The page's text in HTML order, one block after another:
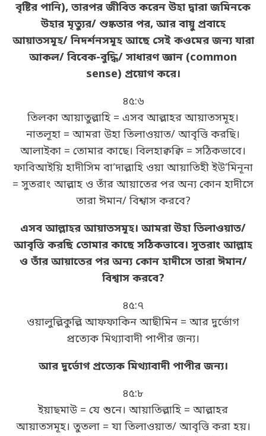
বৃষ্টির পানি), তারপর জীবিত করেন উহা দ্বারা জমিনকে
উহার মৃত্যুর/ শুষ্কতার পর, আর বায়ু প্রবাহে
আয়াতসমূহ/ নিদর্শনসমূহ আছে সেই কওমের জন্য যারা
আকল/ বিবেক-বুদ্ধি/ সাধারণ জ্ঞান (common
sense) প্রয়োগ করে।
৪৫:৬
তিলকা আয়াতুল্লাহি = এসব আল্লাহর আয়াতসমূহ।
নাতলূহা = আমরা উহা তিলাওয়াত/ আবৃত্তি করছি।
আলাইকা = তোমার কাছে। বিলহাক্বক্বি = সঠিকভাবে।
ফাবিআইয়ি হাদীসিম বা’দাল্লাহি ওয়া আয়াতিহী ইউ’মিনূনা
= সুতরাং আল্লাহ ও তাঁর আয়াতের পর অন্য কোন হাদীসে
তারা ঈমান/ বিশ্বাস করবে?
এসব আল্লাহর আয়াতসমূহ। আমরা উহা তিলাওয়াত/
আবৃত্তি করছি তোমার কাছে সঠিকভাবে। সুতরাং আল্লাহ
ও তাঁর আয়াতের পর অন্য কোন হাদীসে তারা ঈমান/
বিশ্বাস করবে?
৪৫:৭
ওয়ালুল্লিকুল্লি আফফাকিন আছীমিন = আর দুর্ভোগ
প্রত্যেক মিথ্যাবাদী পাপীর জন্য।
আর দুর্ভোগ প্রত্যেক মিথ্যাবাদী পাপীর জন্য।
৪৫:৮
ইয়াছমাউ = যে শুনে। আয়াতিল্লাহি = আল্লাহর
আয়াতসমূহ। তুতলা = যা তিলাওয়াত/ আবৃত্তি করা হয়।